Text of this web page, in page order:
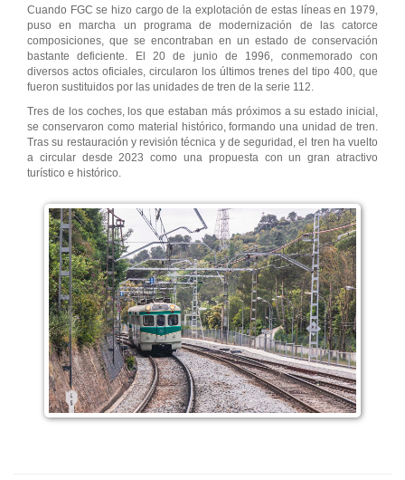
Cuando FGC se hizo cargo de la explotación de estas líneas en 1979,
puso en marcha un programa de modernización de las catorce
composiciones, que se encontraban en un estado de conservación
bastante deficiente. El 20 de junio de 1996, conmemorado con
diversos actos oficiales, circularon los últimos trenes del tipo 400, que
fueron sustituidos por las unidades de tren de la serie 112.
Tres de los coches, los que estaban más próximos a su estado inicial,
se conservaron como material histórico, formando una unidad de tren.
Tras su restauración y revisión técnica y de seguridad, el tren ha vuelto
a circular desde 2023 como una propuesta con un gran atractivo
turístico e histórico.